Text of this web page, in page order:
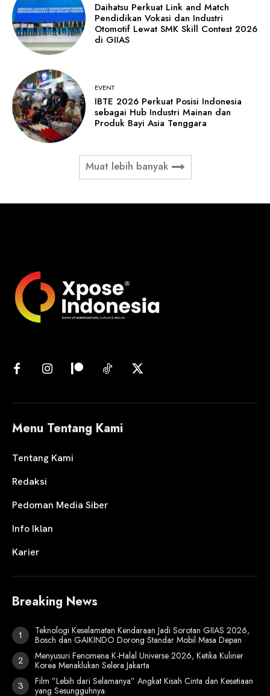
Daihatsu Perkuat Link and Match
Pendidikan Vokasi dan Industri
Otomotif Lewat SMK Skill Contest 2026
di GIIAS
EVENT
IBTE 2026 Perkuat Posisi Indonesia
sebagai Hub Industri Mainan dan
Produk Bayi Asia Tenggara
Muat lebih banyak
Menu Tentang Kami
Tentang Kami
Redaksi
Pedoman Media Siber
Info Iklan
Karier
Breaking News
Teknologi Keselamatan Kendaraan Jadi Sorotan GIIAS 2026,
Bosch dan GAIKINDO Dorong Standar Mobil Masa Depan
Menyusuri Fenomena K-Halal Universe 2026, Ketika Kuliner
Korea Menaklukan Selera Jakarta
Film ”Lebih dari Selamanya” Angkat Kisah Cinta dan Kesetiaan
yang Sesungguhnya.